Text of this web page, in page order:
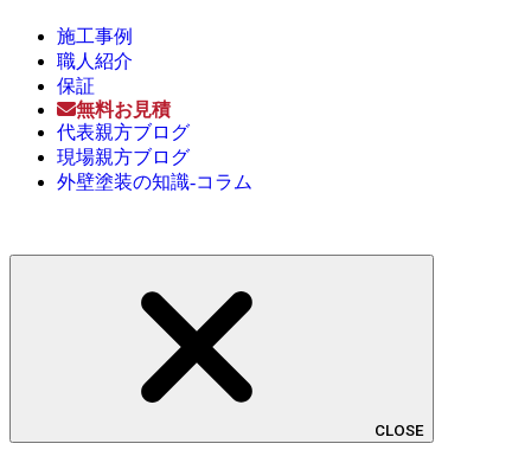
施工事例
職人紹介
保証
無料お見積
代表親方ブログ
現場親方ブログ
外壁塗装の知識-コラム
CLOSE